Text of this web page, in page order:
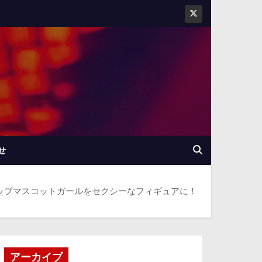
マスコットガールをセクシーなフィギュアに！
アーカイブ